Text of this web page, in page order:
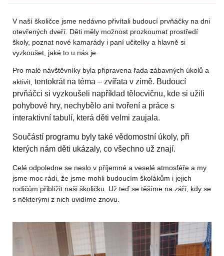
V naší školičce jsme nedávno přivítali budoucí prvňáčky na dni
otevřených dveří. Děti měly možnost prozkoumat prostředí
školy, poznat nové kamarády i paní učitelky a hlavně si
vyzkoušet, jaké to u nás je.
Pro malé návštěvníky byla připravena řada zábavných úkolů a
aktivit, tentokrát na téma – zvířata v zimě. Budoucí
prvňáčci si vyzkoušeli například tělocvičnu, kde si užili
pohybové hry, nechybělo ani tvoření a práce s
interaktivní tabulí, která děti velmi zaujala.
Součástí programu byly také vědomostní úkoly, při
kterých nám děti ukázaly, co všechno už znají.
Celé odpoledne se neslo v příjemné a veselé atmosféře a my
jsme moc rádi, že jsme mohli budoucím školákům i jejich
rodičům přiblížit naši školičku. Už teď se těšíme na září, kdy se
s některými z nich uvidíme znovu.